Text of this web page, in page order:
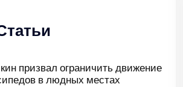
призвал ограничить движение
в людных местах